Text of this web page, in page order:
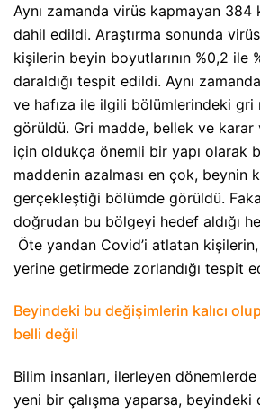
Aynı zamanda virüs kapmayan 384
dahil edildi. Araştırma sonunda
kişilerin beyin boyutlarının %0,2 ile
daraldığı tespit edildi. Aynı
ve hafıza ile ilgili bölümlerindeki gri
görüldü. Gri madde, bellek ve
için oldukça önemli bir yapı olarak
maddenin azalması en çok, beynin
gerçekleştiği bölümde görüldü.
doğrudan bu bölgeyi hedef aldığı
Öte yandan Covid’i atlatan
yerine getirmede zorlandığı tespit
Beyindeki bu değişimlerin kalıcı
belli değil
Bilim insanları, ilerleyen dönemlerde
yeni bir çalışma yaparsa, beyindeki